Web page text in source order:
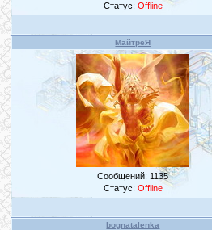
Статус: Offline
МайтреЯ
Сообщений: 1135
Статус: Offline
bognatalenka